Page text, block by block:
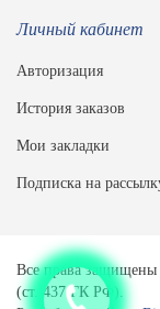
Личный кабинет
Авторизация
История заказов
Мои закладки
Подписка на
Все права защищены
(ст. 437 ГК РФ).